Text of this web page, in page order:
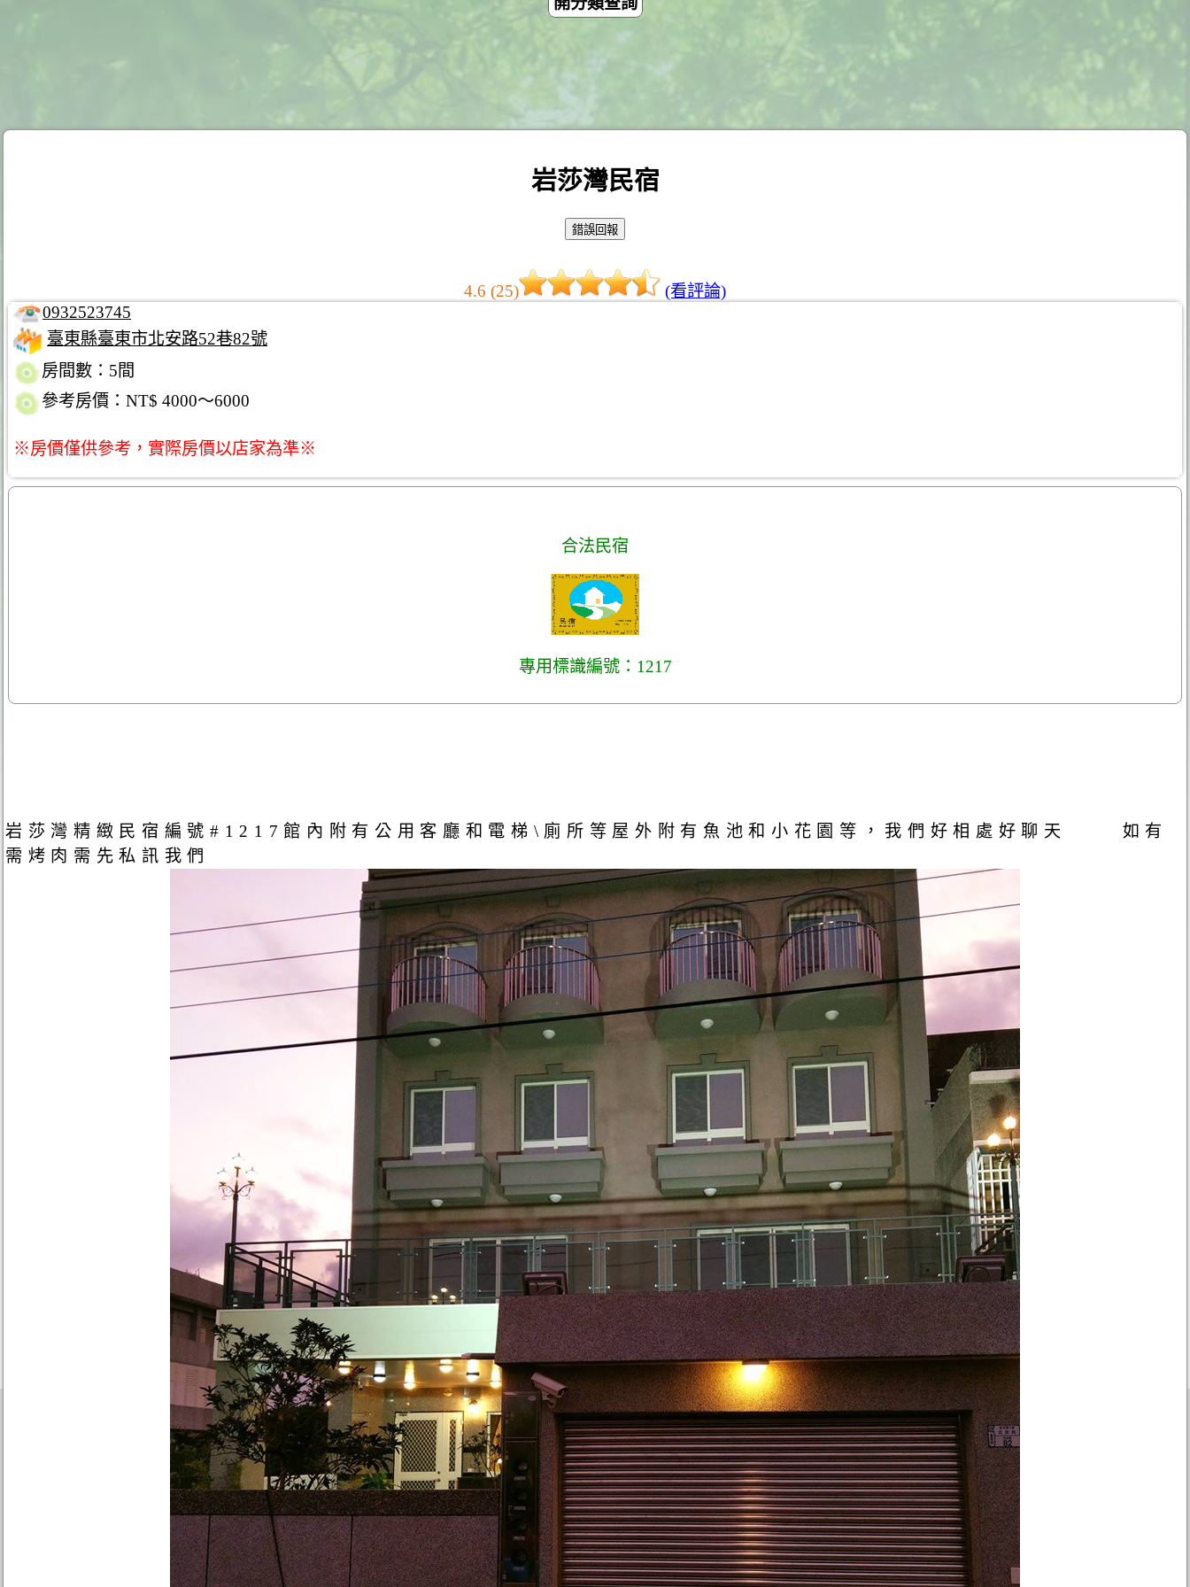
岩莎灣民宿
4.6 (25)
(看評論)
0932523745
臺東縣臺東市北安路52巷82號
房間數：5間
參考房價：NT$ 4000～6000
※房價僅供參考，實際房價以店家為準※
合法民宿
專用標識編號：1217
岩莎灣精緻民宿編號#1217館內附有公用客廳和電梯\廁所等屋外附有魚池和小花園等，我們好相處好聊天 如有
需烤肉需先私訊我們